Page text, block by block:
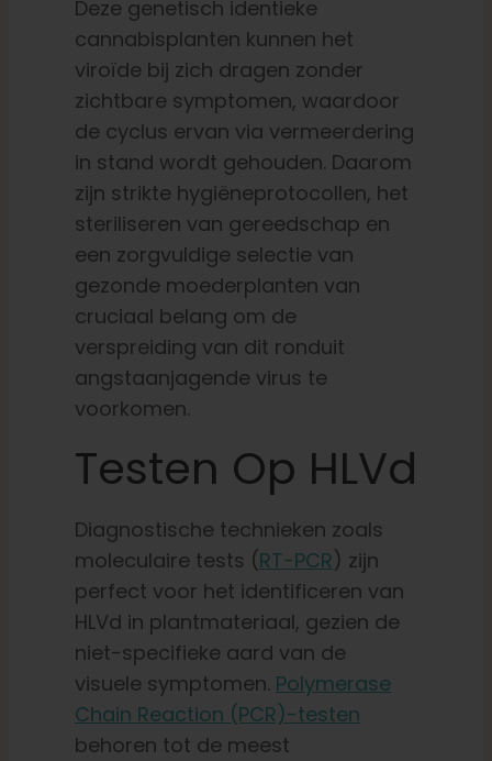
Deze genetisch identieke
cannabisplanten kunnen het
viroïde bij zich dragen zonder
zichtbare symptomen, waardoor
de cyclus ervan via vermeerdering
in stand wordt gehouden. Daarom
zijn strikte hygiëneprotocollen, het
steriliseren van gereedschap en
een zorgvuldige selectie van
gezonde moederplanten van
cruciaal belang om de
verspreiding van dit ronduit
angstaanjagende virus te
voorkomen.
Testen Op HLVd
Diagnostische technieken zoals
moleculaire tests (RT-PCR) zijn
perfect voor het identificeren van
HLVd in plantmateriaal, gezien de
niet-specifieke aard van de
visuele symptomen. Polymerase
Chain Reaction (PCR)-testen
behoren tot de meest